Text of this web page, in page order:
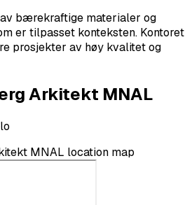
bærekraftige materialer og
er tilpasset konteksten. Kontoret
prosjekter av høy kvalitet og
Arkitekt MNAL